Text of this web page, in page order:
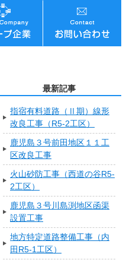
最新記事
指宿有料道路（Ⅱ期）線形
改良工事（R5-2工区）
鹿児島３号前田地区１１工
区改良工事
火山砂防工事（西道の谷R5-
2工区）
鹿児島３号川島渕地区函渠
設置工事
地方特定道路整備工事（内
田R5-1工区）